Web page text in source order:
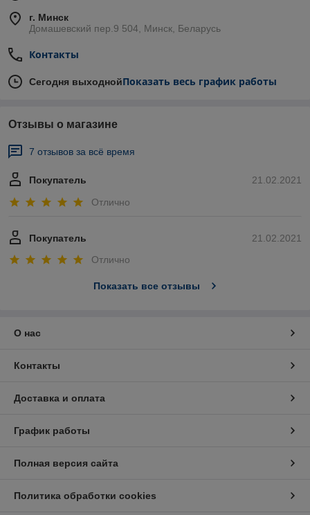
г. Минск
Домашевский пер.9 504, Минск, Беларусь
Контакты
Сегодня выходнойПоказать весь график работы
Отзывы о магазине
7 отзывов за всё время
21.02.2021
Покупатель
Отлично
21.02.2021
Покупатель
Отлично
Показать все отзывы
О нас
Контакты
Доставка и оплата
График работы
Полная версия сайта
Политика обработки cookies